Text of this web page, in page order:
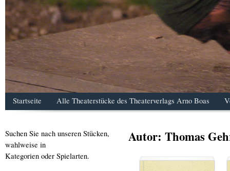
Startseite Alle Theaterstücke des Theaterverlags Arno Boas
Suchen Sie nach unseren Stücken,
wahlweise in
Kategorien oder Spielarten.
Autor: Thomas